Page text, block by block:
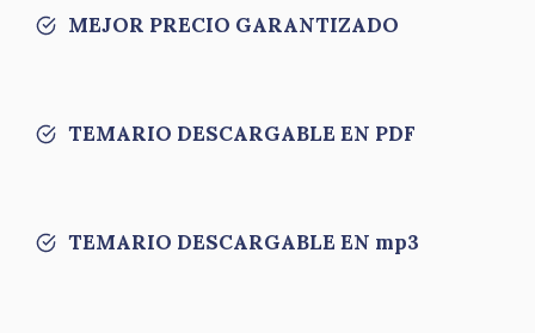
MEJOR PRECIO GARANTIZADO
TEMARIO DESCARGABLE EN PDF
TEMARIO DESCARGABLE EN mp3